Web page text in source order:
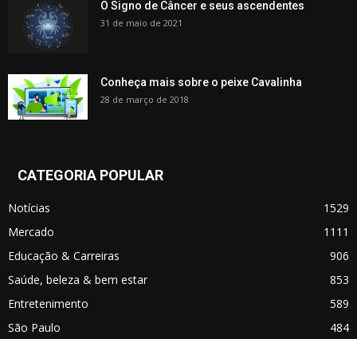
O Signo de Câncer e seus ascendentes
31 de maio de 2021
Conheça mais sobre o peixe Cavalinha
28 de março de 2018
CATEGORIA POPULAR
Notícias
1529
Mercado
1111
Educação & Carreiras
906
Saúde, beleza & bem estar
853
Entretenimento
589
São Paulo
484